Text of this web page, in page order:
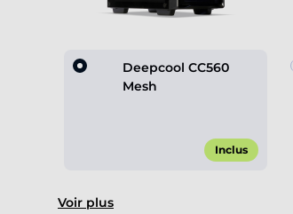
Deepcool CC560
Mesh
Inclus
1Voir plus